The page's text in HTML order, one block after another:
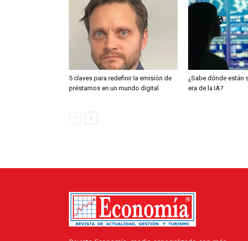
5 claves para redefinir la emisión de
préstamos en un mundo digital
¿Sabe dónde están
era de la IA?